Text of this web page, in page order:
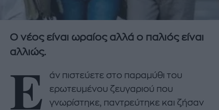
Ο νέος είναι ωραίος αλλά ο παλιός είναι
αλλιώς.
Ε
άν πιστεύετε στο παραμύθι του
ερωτευμένου ζευγαριού που
γνωρίστηκε, παντρεύτηκε και ζήσαν